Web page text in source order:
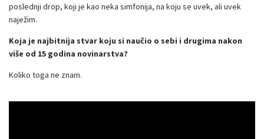
poslednji drop, koji je kao neka simfonija, na koju se uvek, ali uvek
naježim.
Koja je najbitnija stvar koju si naučio o sebi i drugima nakon
više od 15 godina novinarstva?
Koliko toga ne znam.